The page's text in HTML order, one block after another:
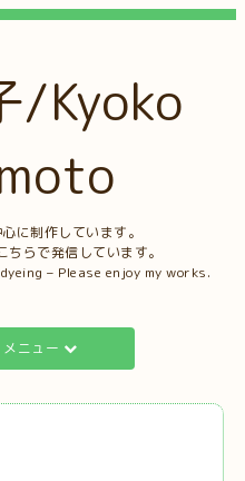
/Kyoko
に制作しています。
らで発信しています。
– Please enjoy my works.
メニュー